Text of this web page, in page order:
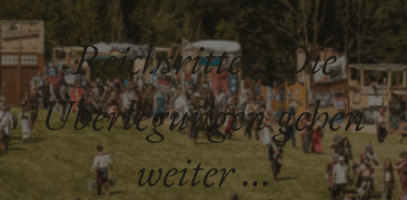
Reichsritter: Die
Überlegungen gehen
weiter …